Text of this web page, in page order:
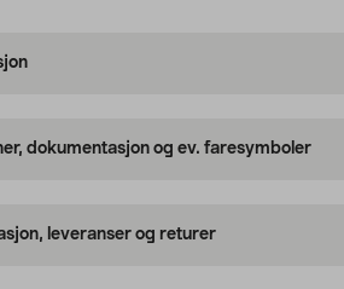
dokumentasjon og ev. faresymboler
leveranser og returer